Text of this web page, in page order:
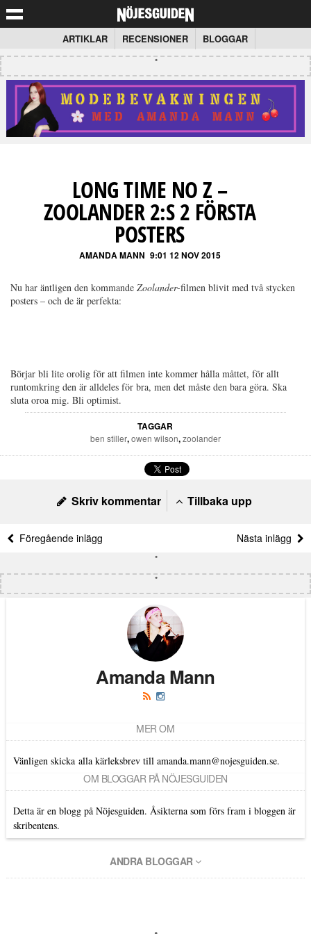
ARTIKLAR RECENSIONER BLOGGAR
LONG TIME NO Z –
ZOOLANDER 2:S 2 FÖRSTA
POSTERS
AMANDA MANN 9:01 12 NOV 2015
Nu har äntligen den kommande Zoolander-filmen blivit med två stycken
posters – och de är perfekta:
Börjar bli lite orolig för att filmen inte kommer hålla måttet, för allt
runtomkring den är alldeles för bra, men det måste den bara göra. Ska
sluta oroa mig. Bli optimist.
TAGGAR
ben stiller,owen wilson,zoolander
Skriv kommentar Tillbaka upp
Föregående inlägg Nästa inlägg
Amanda Mann
MER OM
Vänligen skicka alla kärleksbrev till amanda.mann@nojesguiden.se.
OM BLOGGAR PÅ NÖJESGUIDEN
Detta är en blogg på Nöjesguiden. Åsikterna som förs fram i bloggen är
skribentens.
ANDRA BLOGGAR